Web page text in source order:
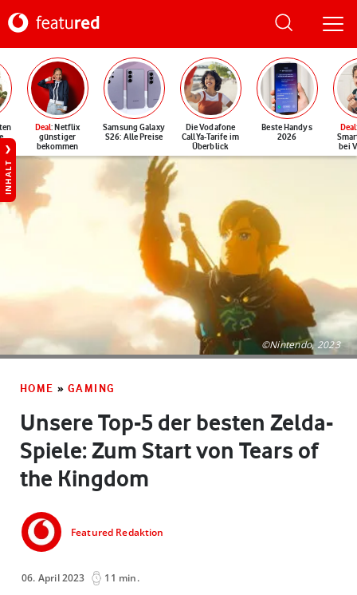
Deal: Netflix
günstiger
bekommen
Samsung Galaxy
S26: Alle Preise
Die Vodafone
CallYa-Tarife im
Überblick
Beste Handys
2026
Deal
bei
INHALT
©Nintendo, 2023
HOME » GAMING
Unsere Top-5 der besten Zelda-
Spiele: Zum Start von Tears of
the Kingdom
Featured Redaktion
06. April 2023 11 min.